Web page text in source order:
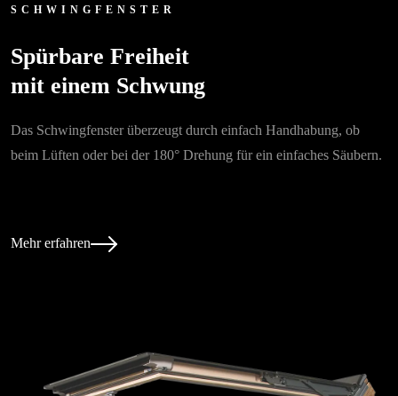
SCHWINGFENSTER
Spürbare Freiheit
mit einem Schwung
Das Schwingfenster überzeugt durch einfach Handhabung, ob
beim Lüften oder bei der 180° Drehung für ein einfaches Säubern.
Mehr erfahren